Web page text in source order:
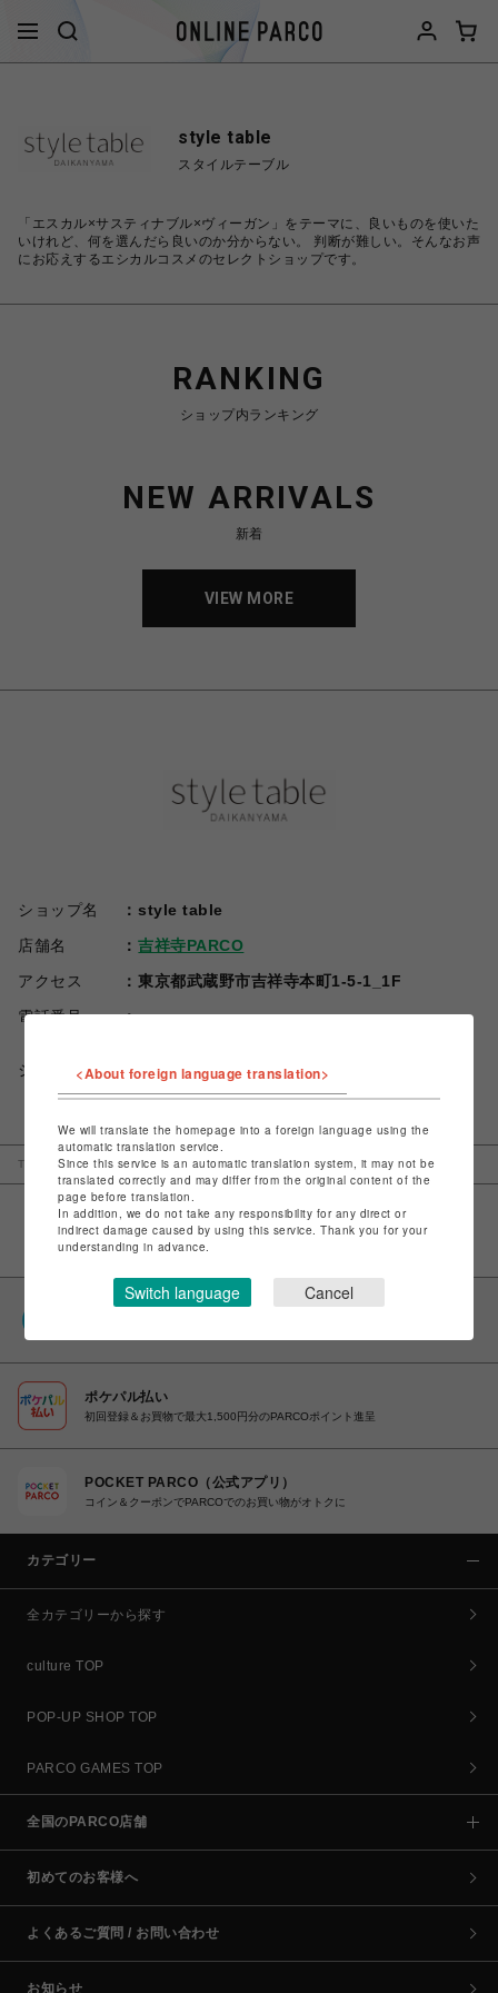
style table
スタイルテーブル
「エスカル×サスティナブル×ヴィーガン」をテーマに、良いものを使いた
いけれど、何を選んだら良いのか分からない。 判断が難しい。そんなお声
にお応えするエシカルコスメのセレクトショップです。
RANKING
ショップ内ランキング
NEW ARRIVALS
新着
VIEW MORE
ショップ名
style table
店舗名
吉祥寺PARCO
アクセス
東京都武蔵野市吉祥寺本町1-5-1_1F
電話番号
ショップお問い合わせはこちら
TOP 吉祥寺PARCO style table
PARCOポイント
ポケパル払い
初回登録＆お買物で最大1,500円分のPARCOポイント進呈
POCKET PARCO（公式アプリ）
コイン＆クーポンでPARCOでのお買い物がオトクに
カテゴリー
全カテゴリーから探す
culture TOP
POP-UP SHOP TOP
PARCO GAMES TOP
全国のPARCO店舗
初めてのお客様へ
よくあるご質問 / お問い合わせ
お知らせ
<About foreign language translation>
We will translate the homepage into a foreign language using the
automatic translation service.
Since this service is an automatic translation system, it may not be
translated correctly and may differ from the original content of the
page before translation.
In addition, we do not take any responsibility for any direct or
indirect damage caused by using this service. Thank you for your
understanding in advance.
Switch language Cancel